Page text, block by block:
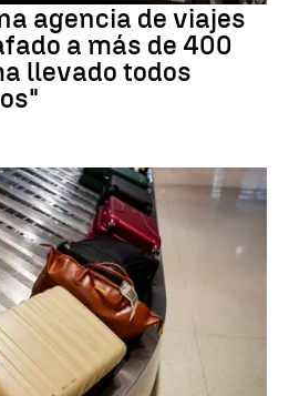
agencia de viajes
a más de 400
llevado todos